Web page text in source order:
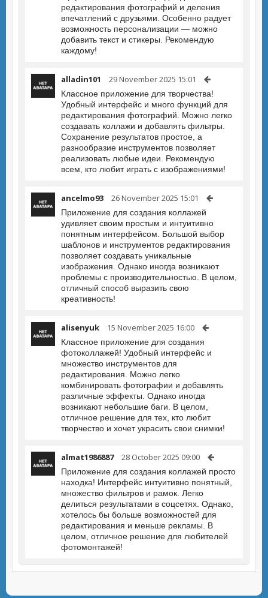
редактирования фотографий и деления
впечатлений с друзьями. Особенно радует
возможность персонализации — можно
добавить текст и стикеры. Рекомендую
каждому!
alladin101 29 November 2025 15:01
Классное приложение для творчества!
Удобный интерфейс и много функций для
редактирования фотографий. Можно легко
создавать коллажи и добавлять фильтры.
Сохранение результатов простое, а
разнообразие инструментов позволяет
реализовать любые идеи. Рекомендую
всем, кто любит играть с изображениями!
ancelmo93 26 November 2025 15:01
Приложение для создания коллажей
удивляет своим простым и интуитивно
понятным интерфейсом. Большой выбор
шаблонов и инструментов редактирования
позволяет создавать уникальные
изображения. Однако иногда возникают
проблемы с производительностью. В целом,
отличный способ выразить свою
креативность!
alisenyuk 15 November 2025 16:00
Классное приложение для создания
фотоколлажей! Удобный интерфейс и
множество инструментов для
редактирования. Можно легко
комбинировать фотографии и добавлять
различные эффекты. Однако иногда
возникают небольшие баги. В целом,
отличное решение для тех, кто любит
творчество и хочет украсить свои снимки!
almat1986887 28 October 2025 09:00
Приложение для создания коллажей просто
находка! Интерфейс интуитивно понятный,
множество фильтров и рамок. Легко
делиться результатами в соцсетях. Однако,
хотелось бы больше возможностей для
редактирования и меньше рекламы. В
целом, отличное решение для любителей
фотомонтажей!